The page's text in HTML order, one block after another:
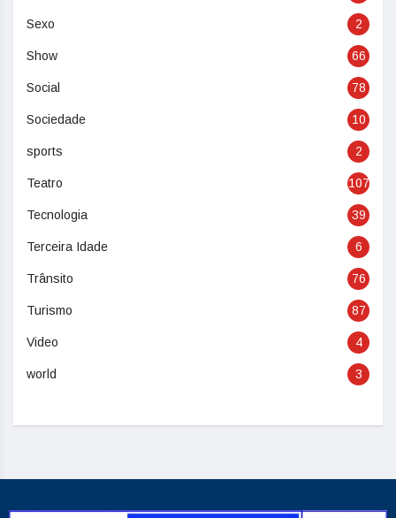
Sexo 2
Show 66
Social 78
Sociedade 10
sports 2
Teatro 107
Tecnologia 39
Terceira Idade 6
Trânsito 76
Turismo 87
Video 4
world 3